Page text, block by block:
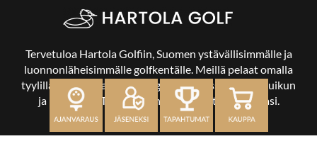
Tervetuloa Hartola Golfiin, Suomen ystävällisimmälle ja
luonnonläheisimmälle golfkentälle. Meillä pelaat omalla
tyylilläsi ja tasollasi – ja bongaat halutessasi vaikka uikun
ja kuikankin. Tärkeintä on, että nautit vierailustasi.